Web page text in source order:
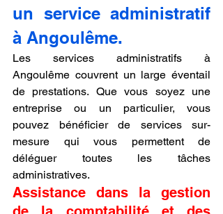
un service administratif
à Angoulême.
Les services administratifs à
Angoulême couvrent un large éventail
de prestations. Que vous soyez une
entreprise ou un particulier, vous
pouvez bénéficier de services sur-
mesure qui vous permettent de
déléguer toutes les tâches
administratives.
Assistance dans la gestion